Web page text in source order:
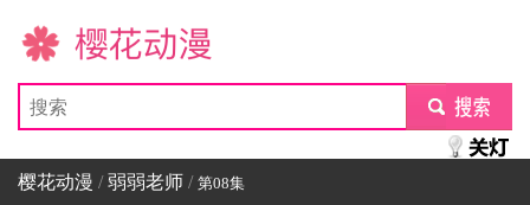
樱花动漫
submit
樱花动漫 /弱弱老师 / 第08集